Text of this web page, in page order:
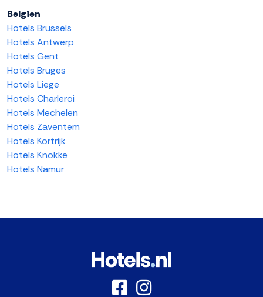
Belgien
Hotels Brussels
Hotels Antwerp
Hotels Gent
Hotels Bruges
Hotels Liege
Hotels Charleroi
Hotels Mechelen
Hotels Zaventem
Hotels Kortrijk
Hotels Knokke
Hotels Namur